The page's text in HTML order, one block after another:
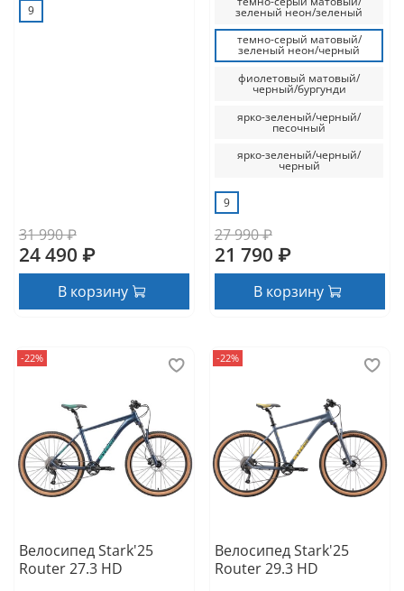
9
31 990 ₽
24 490 ₽
В корзину
зеленый неон/зеленый
темно-серый матовый/
зеленый неон/черный
фиолетовый матовый/
черный/бургунди
ярко-зеленый/черный/
песочный
ярко-зеленый/черный/
черный
9
27 990 ₽
21 790 ₽
В корзину
-22%
Велосипед Stark'25
Router 27.3 HD
-22%
Велосипед Stark'25
Router 29.3 HD